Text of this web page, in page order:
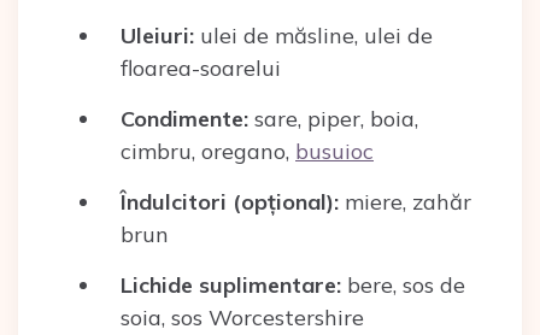
Uleiuri: ulei de măsline, ulei de
floarea-soarelui
Condimente: sare, piper, boia,
cimbru, oregano, busuioc
Îndulcitori (opțional): miere, zahăr
brun
Lichide suplimentare: bere, sos de
soia, sos Worcestershire